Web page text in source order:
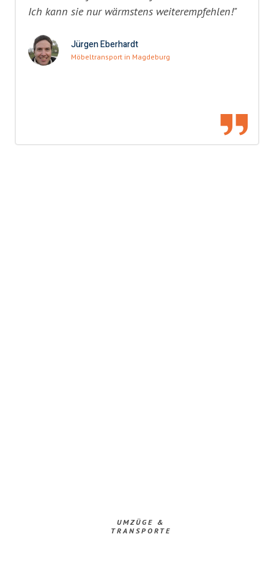
Ich kann sie nur wärmstens weiterempfehlen!"
Jürgen Eberhardt
Möbeltransport in Magdeburg
UMZÜGE &
TRANSPORTE